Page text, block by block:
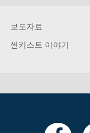
보도자료
썬키스트 이야기